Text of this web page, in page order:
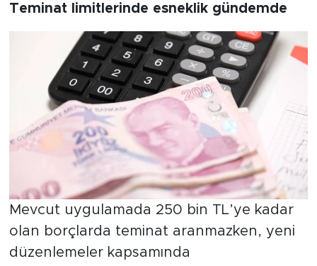
Teminat limitlerinde esneklik gündemde
Mevcut uygulamada 250 bin TL’ye kadar
olan borçlarda teminat aranmazken, yeni
düzenlemeler kapsamında